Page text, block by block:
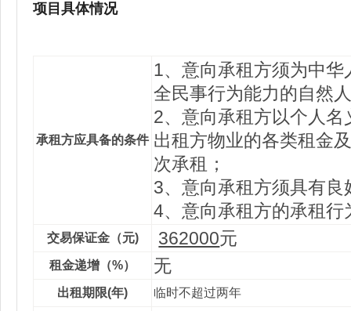
项目具体情况
承租方应具备的条件
1、意向承租方须为中
全民事行为能力的自然
2、意向承租方以个人
出租方物业的各类租金
次承租；
3、意向承租方须具有
4、意向承租方的承租
交易保证金（元) 362000元
租金递增（%） 无
出租期限(年) 临时不超过两年